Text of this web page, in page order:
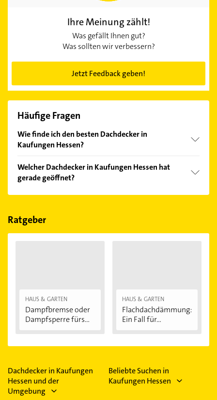
Ihre Meinung zählt!
Was gefällt Ihnen gut?
Was sollten wir verbessern?
Jetzt Feedback geben!
Häufige Fragen
Wie finde ich den besten Dachdecker in
Kaufungen Hessen?
Kundenmeinungen und profitieren Sie von den
Empfehlungen. Die Suchergebnisse können Sie sich
einfach nachBewertungensortiert anzeigen lassen.
Welcher Dachdecker in Kaufungen Hessen hat
gerade geöffnet?
Im Anbieter-Bereich finden Sie alleÖffnungszeiten.
Feiertagen abweichen können.
Ratgeber
HAUS & GARTEN
Dampfbremse oder
Dampfsperre fürs...
HAUS & GARTEN
Flachdachdämmung:
Ein Fall für...
Dachdecker in Kaufungen
Hessen und der
Umgebung
Beliebte Suchen in
Kaufungen Hessen